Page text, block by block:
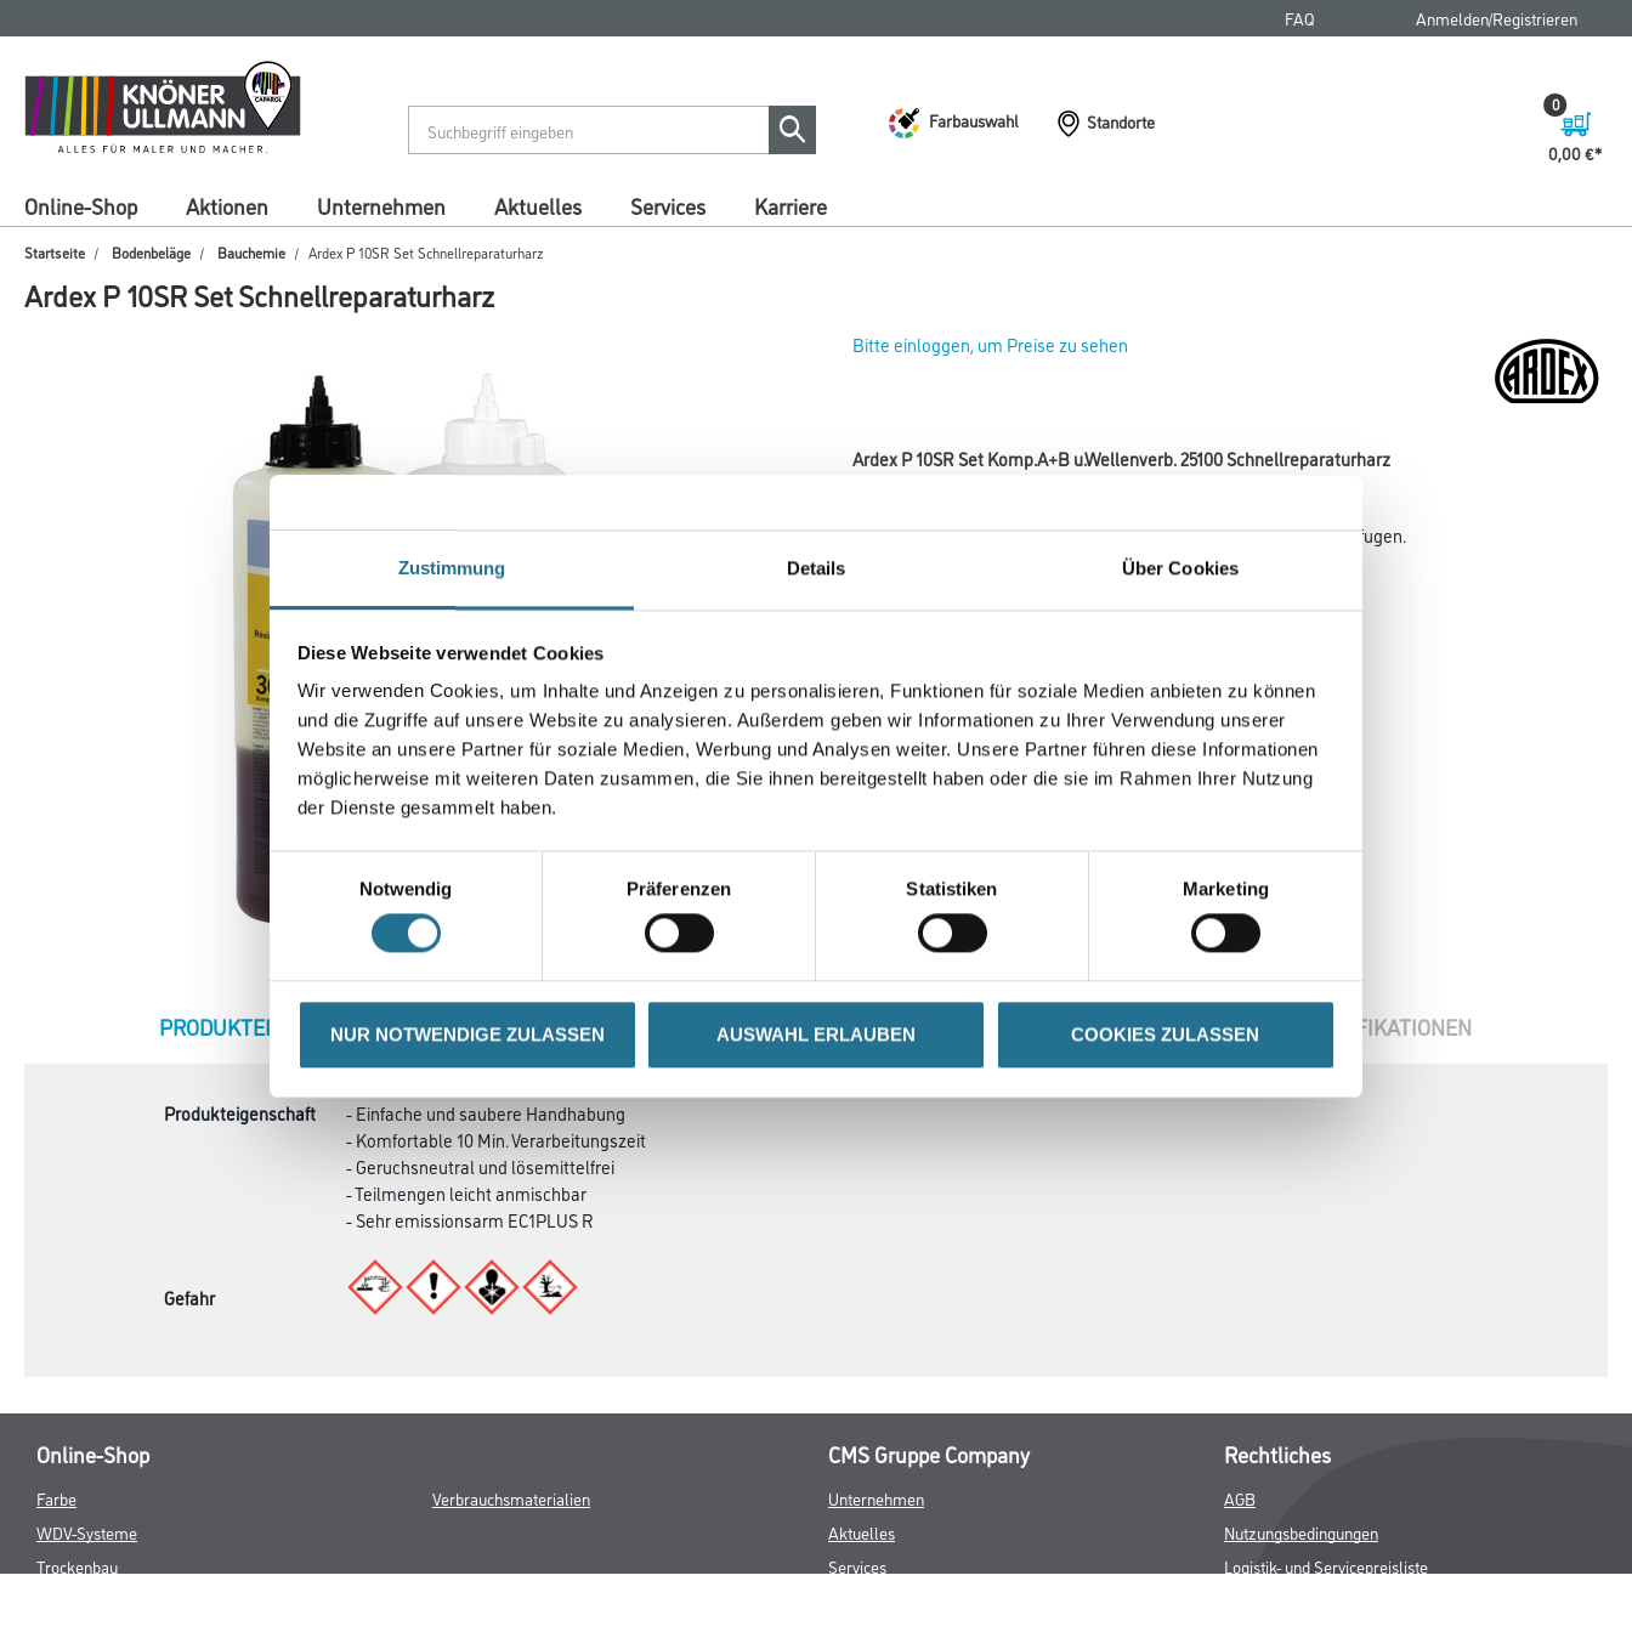
Zustimmung Details Über Cookies
Diese Webseite verwendet Cookies
Wir verwenden Cookies, um Inhalte und Anzeigen zu personalisieren, Funktionen für soziale Medien anbieten zu können
und die Zugriffe auf unsere Website zu analysieren. Außerdem geben wir Informationen zu Ihrer Verwendung unserer
Website an unsere Partner für soziale Medien, Werbung und Analysen weiter. Unsere Partner führen diese Informationen
möglicherweise mit weiteren Daten zusammen, die Sie ihnen bereitgestellt haben oder die sie im Rahmen Ihrer Nutzung
der Dienste gesammelt haben.
Notwendig
Präferenzen Statistiken Marketing
NUR NOTWENDIGE ZULASSEN AUSWAHL ERLAUBEN COOKIES ZULASSEN
springen
springen
FAQ Anmelden/Registrieren
Farbauswahl
Standorte
0,00 €
0
Online-Shop Aktionen Unternehmen Aktuelles Services Karriere
Startseite Bodenbeläge Bauchemie Ardex P 10SR Set Schnellreparaturharz
Ardex P 10SR Set Schnellreparaturharz
Bitte einloggen, um Preise zu sehen
Ardex P 10SR Set Komp.A+B u.Wellenverb. 25100 Schnellreparaturharz
Silikatharz zur kraftschlüssigen Verbindung von Estrichrissen und -fugen.
Umrechnungsfaktoren
CURRENT
PRODUKTEIGENSCHAFTEN ZUSATZINFOS GEFAHRENHINWEISE DATENBLÄTTER SPEZIFIKATIONEN
Produkteigenschaft
- Einfache und saubere Handhabung
- Komfortable 10 Min. Verarbeitungszeit
- Geruchsneutral und lösemittelfrei
- Teilmengen leicht anmischbar
- Sehr emissionsarm EC1PLUS R
Gefahr
Online-Shop
Farbe
WDV-Systeme
Trockenbau
Verbrauchsmaterialien
CMS Gruppe Company
Unternehmen
Aktuelles
Services
Rechtliches
AGB
Nutzungsbedingungen
Logistik- und Servicepreisliste